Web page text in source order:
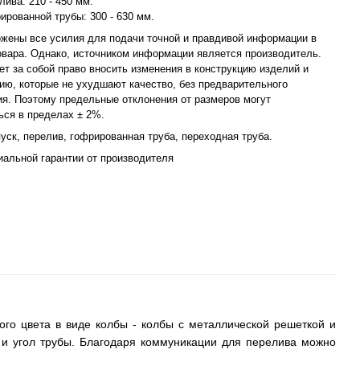
трубы: 300 - 630 мм.
все усилия для подачи точной и правдивой информации в
Однако, источником информации является производитель.
за собой право вносить изменения в конструкцию изделий и
которые не ухудшают качество, без предварительного
Поэтому предельные отклонения от размеров могут
в пределах ± 2%.
перелив, гофрированная труба, переходная труба.
гарантии от производителя
цвета в виде колбы - колбы с металлической решеткой и
угол трубы. Благодаря коммуникации для перелива можно